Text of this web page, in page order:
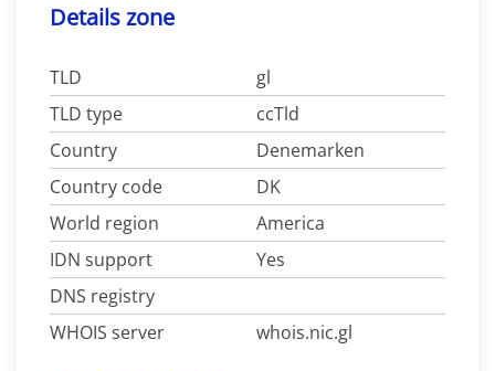
Details zone
TLD
gl
TLD type
ccTld
Country
Denemarken
Country code
DK
World region
America
IDN support
Yes
DNS registry
WHOIS server
whois.nic.gl